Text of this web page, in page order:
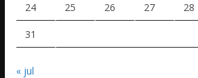
24 25 26 27 28
31
« jul